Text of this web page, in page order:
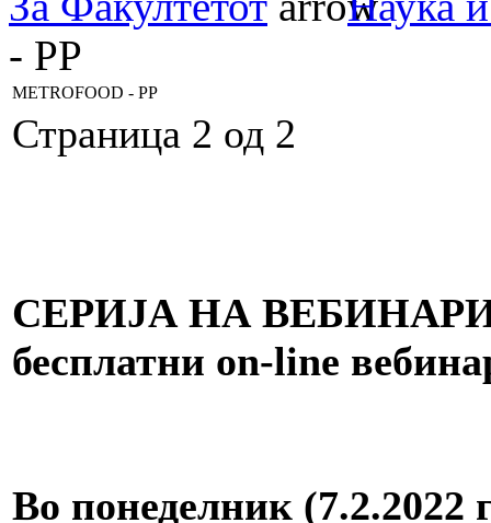
- PP
METROFOOD - PP
Страница 2 од 2
СЕРИЈА НА ВЕБИНАРИ
бесплатни on-line
Во понеделник (7.2.2022